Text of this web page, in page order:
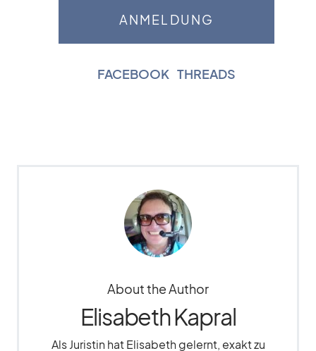
FACEBOOK THREADS
About the Author
Elisabeth Kapral
Als Juristin hat Elisabeth gelernt, exakt zu